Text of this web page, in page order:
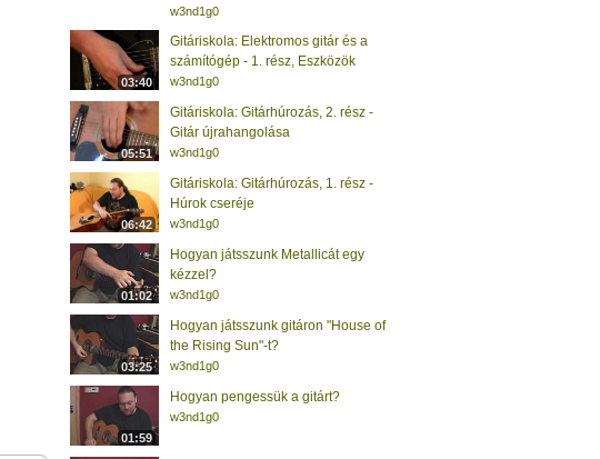
w3nd1g0
03:40
Gitáriskola: Elektromos gitár és a
számítógép - 1. rész, Eszközök
w3nd1g0
05:51
Gitáriskola: Gitárhúrozás, 2. rész -
Gitár újrahangolása
w3nd1g0
06:42
Gitáriskola: Gitárhúrozás, 1. rész -
Húrok cseréje
w3nd1g0
01:02
Hogyan játsszunk Metallicát egy
kézzel?
w3nd1g0
03:25
Hogyan játsszunk gitáron "House of
the Rising Sun"-t?
w3nd1g0
01:59
Hogyan pengessük a gitárt?
w3nd1g0